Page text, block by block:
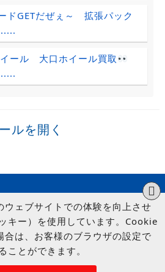
ドGETだぜぇ～ 拡張パック
ール 大口ホイール買取
ルを開く
GROUP Co., Ltd.
ウェブサイトでの体験を向上させ
キー）を使用しています。Cookie
合は、お客様のブラウザの設定で
ことができます。